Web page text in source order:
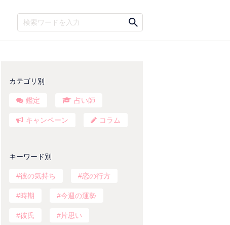
カテゴリ別
鑑定 占い師
キャンペーン コラム
キーワード別
彼の気持ち 恋の行方
時期 今週の運勢
彼氏 片思い